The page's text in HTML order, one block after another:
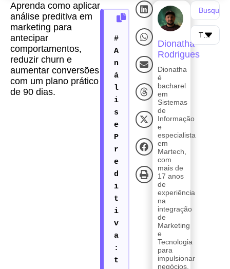
Aprenda como aplicar
análise preditiva em
marketing para
antecipar
comportamentos,
reduzir churn e
aumentar conversões
com um plano prático
de 90 dias.
Dionatha
Rodrigues
Dionatha
é
bacharel
em
Sistemas
de
Informação
e
especialista
em
Martech,
com
mais de
17 anos
de
experiência
na
integração
de
Marketing
e
Tecnologia
para
impulsionar
negócios,